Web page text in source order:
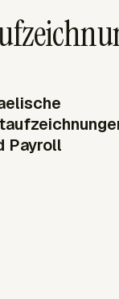
Payroll